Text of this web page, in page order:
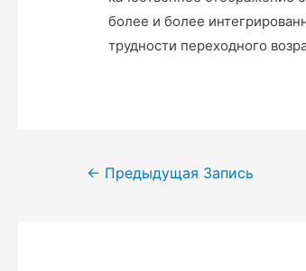
более и более
трудности переходного
Навигация
← Предыдущая Запись